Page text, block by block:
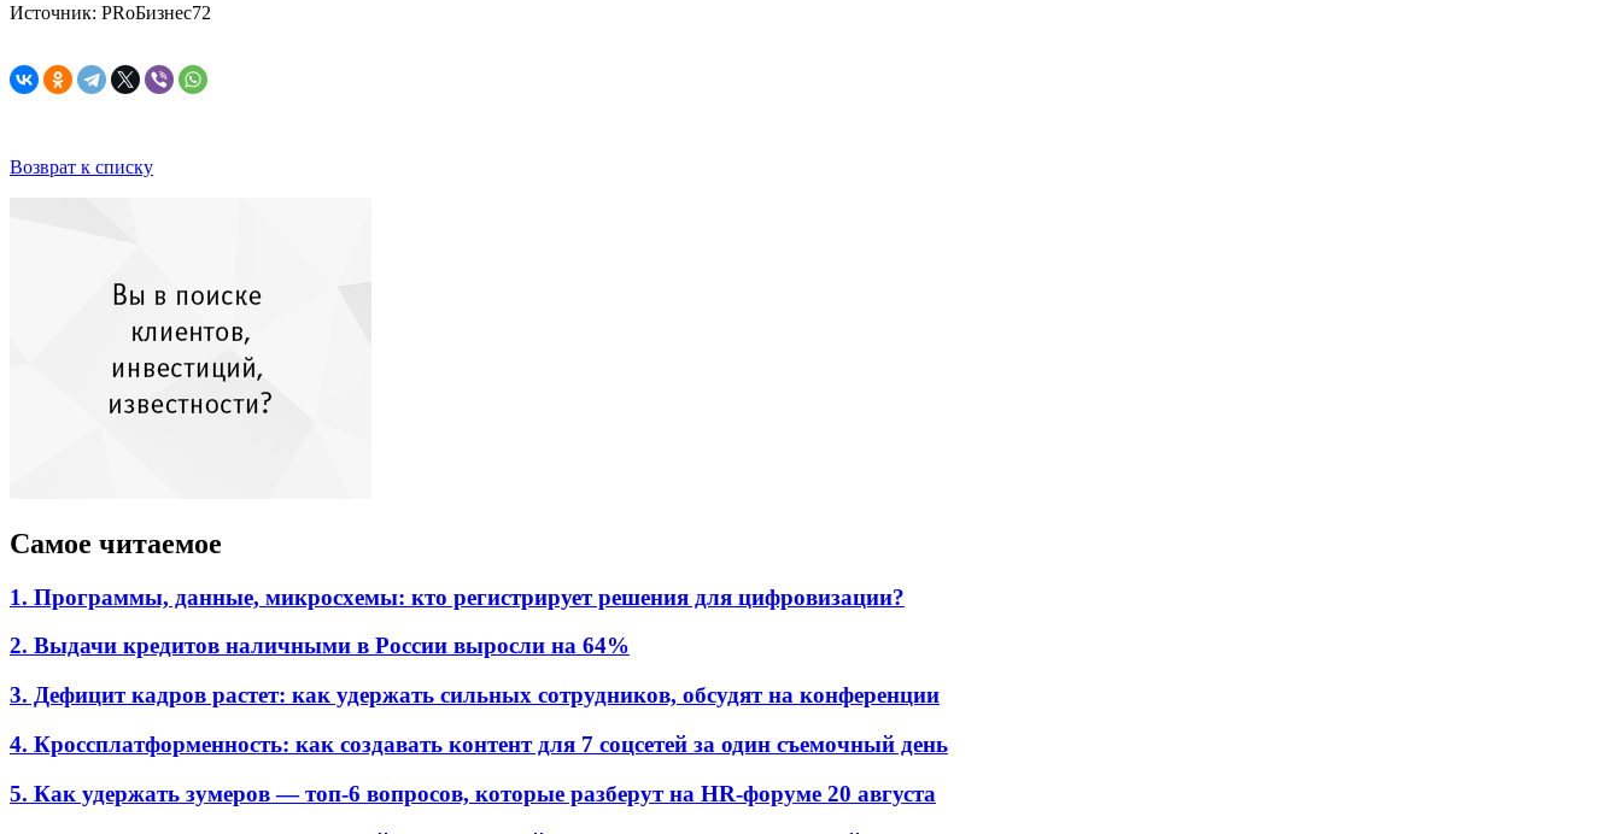
Источник: PRоБизнес72
Возврат к списку
Самое читаемое
1. Программы, данные, микросхемы: кто регистрирует решения для цифровизации?
2. Выдачи кредитов наличными в России выросли на 64%
3. Дефицит кадров растет: как удержать сильных сотрудников, обсудят на конференции
4. Кроссплатформенность: как создавать контент для 7 соцсетей за один съемочный день
5. Как удержать зумеров — топ-6 вопросов, которые разберут на HR-форуме 20 августа